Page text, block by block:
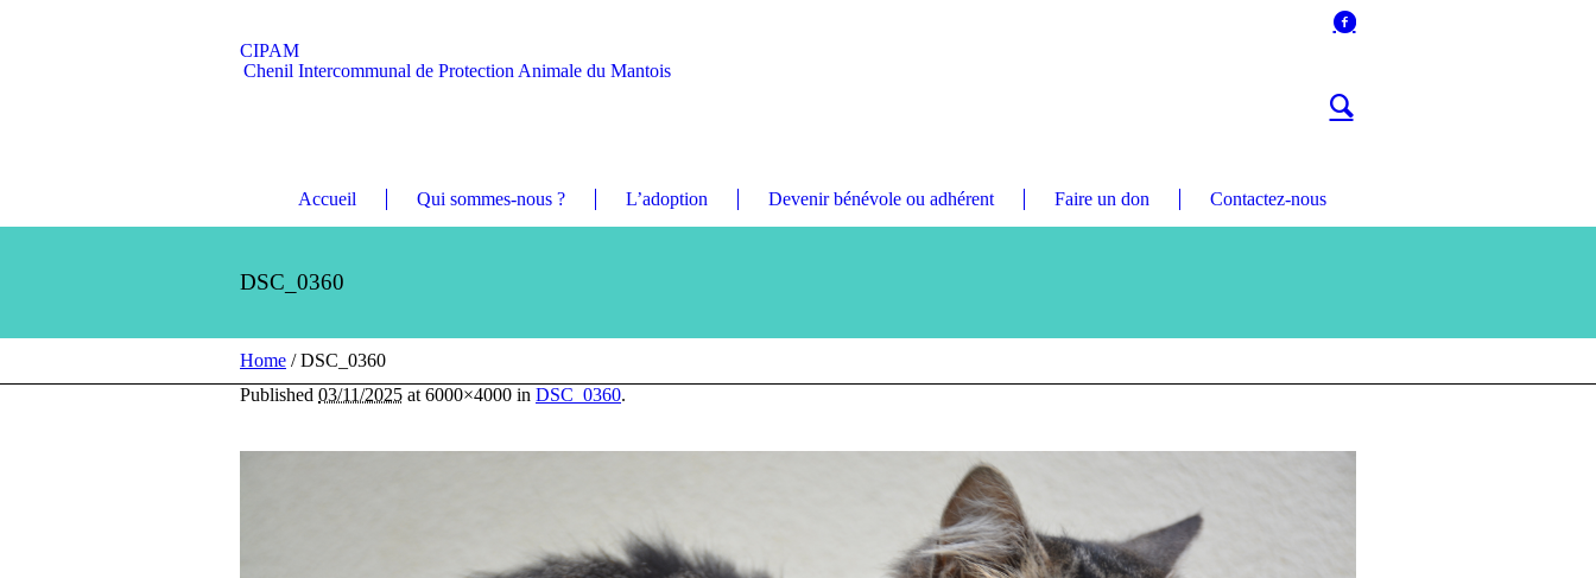
CIPAM
Chenil Intercommunal de Protection Animale du Mantois
Accueil Qui sommes-nous ? L’adoption Devenir bénévole ou adhérent Faire un don Contactez-nous
DSC_0360
Home /DSC_0360
Published 03/11/2025 at 6000×4000 in DSC_0360.